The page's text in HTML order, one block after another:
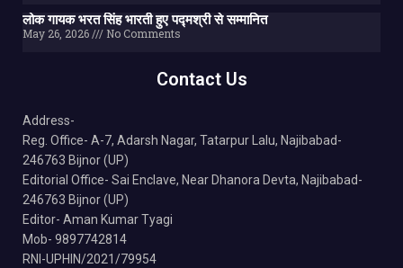
लोक गायक भरत सिंह भारती हुए पद्मश्री से सम्मानित
May 26, 2026 No Comments
Contact Us
Address-
Reg. Office- A-7, Adarsh Nagar, Tatarpur Lalu, Najibabad-
246763 Bijnor (UP)
Editorial Office- Sai Enclave, Near Dhanora Devta, Najibabad-
246763 Bijnor (UP)
Editor- Aman Kumar Tyagi
Mob- 9897742814
RNI-UPHIN/2021/79954